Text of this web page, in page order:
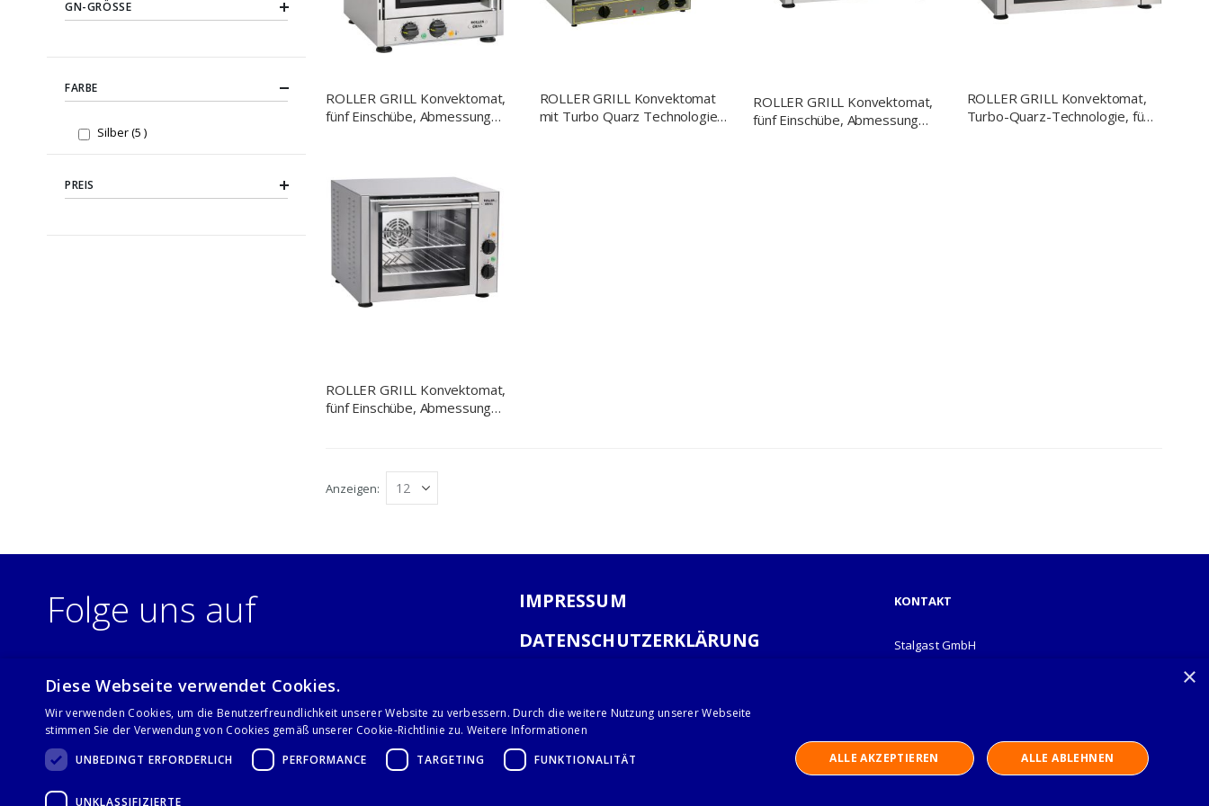
ROLLER GRILL Konvektomat,
fünf Einschübe, Abmessung
ROLLER GRILL Konvektomat
mit Turbo Quarz Technologie,
ROLLER GRILL Konvektomat,
fünf Einschübe, Abmessung
ROLLER GRILL Konvektomat,
Turbo-Quarz-Technologie, fünf
ROLLER GRILL Konvektomat,
fünf Einschübe, Abmessung
Anzeigen
GN-GRÖSSE
FARBE
Silber 5 items
PREIS
Folge uns auf
IMPRESSUM
DATENSCHUTZERKLÄRUNG
KONTAKT
Stalgast GmbH
×
Diese Webseite verwendet Cookies.
Wir verwenden Cookies, um die Benutzerfreundlichkeit unserer Website zu verbessern. Durch die weitere Nutzung unserer Webseite
stimmen Sie der Verwendung von Cookies gemäß unserer Cookie-Richtlinie zu. Weitere Informationen
UNBEDINGT ERFORDERLICH
PERFORMANCE TARGETING FUNKTIONALITÄT
UNKLASSIFIZIERTE
ALLE AKZEPTIEREN ALLE ABLEHNEN